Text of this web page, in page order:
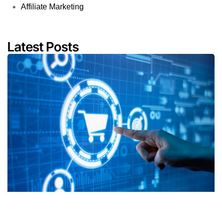
Affiliate Marketing
Latest Posts